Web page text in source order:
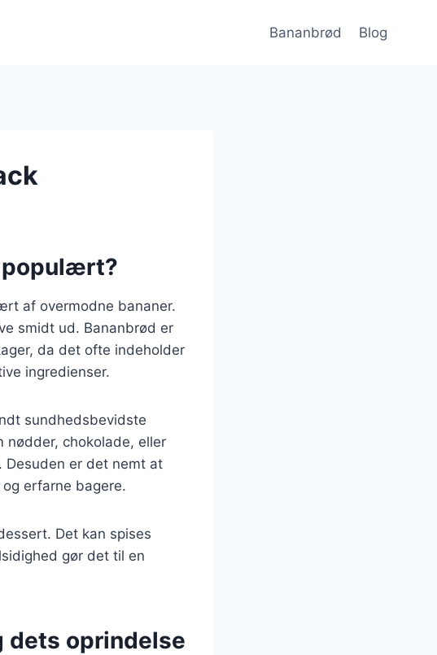
Bananbrød Blog
populært?
af overmodne bananer.
smidt ud. Bananbrød er
da det ofte indeholder
ingredienser.
sundhedsbevidste
nødder, chokolade, eller
Desuden er det nemt at
erfarne bagere.
Det kan spises
gør det til en
dets oprindelse